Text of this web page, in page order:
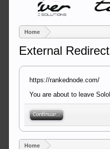
Home
External Redirect
https://rankednode.com/
You are about to leave
Continuar...
Home